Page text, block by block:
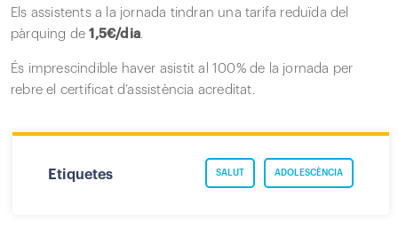
Els assistents a la jornada tindran una tarifa reduïda del
pàrquing de1,5€/dia.
És imprescindible haver asistit al 100% de la jornada per
rebre el certificat d’assistència acreditat.
Etiquetes ADOLESCÈNCIA
SALUT